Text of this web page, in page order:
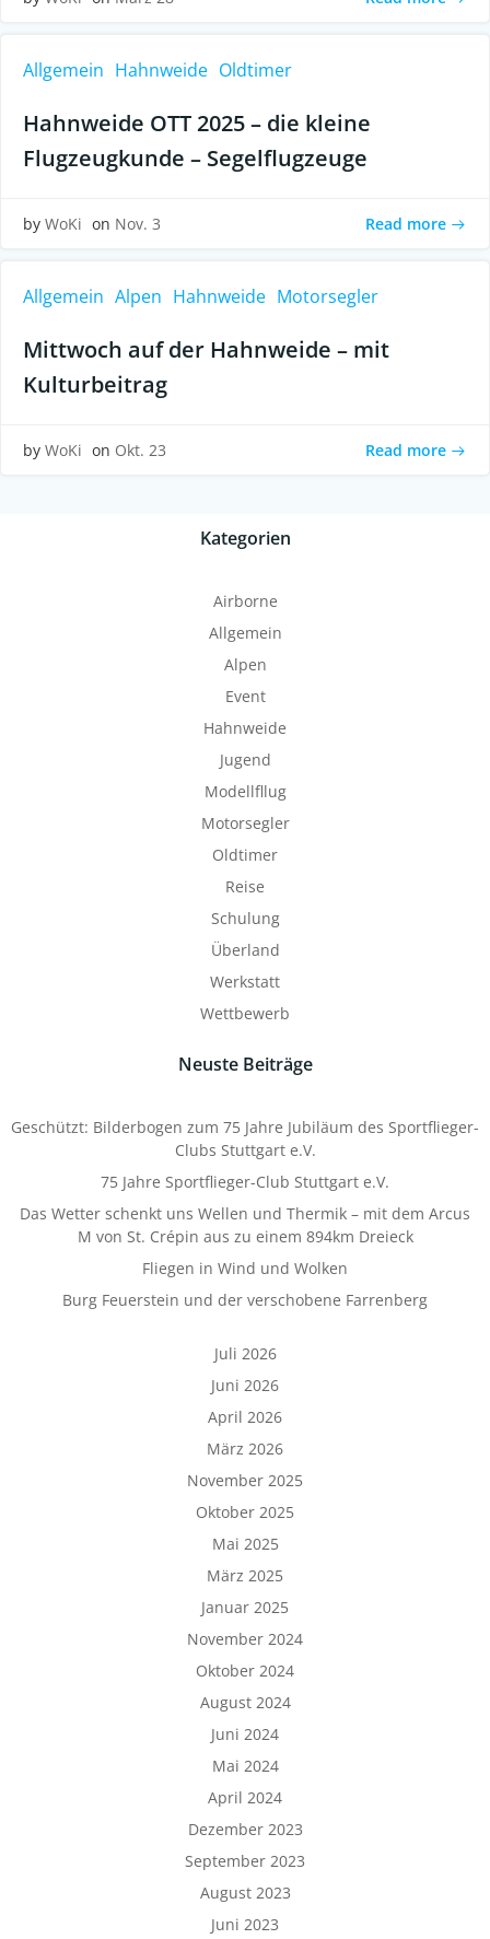
Allgemein Hahnweide Oldtimer
Hahnweide OTT 2025 – die kleine
Flugzeugkunde – Segelflugzeuge
by WoKi on Nov. 3 Read more
Allgemein Alpen Hahnweide Motorsegler
Mittwoch auf der Hahnweide – mit
Kulturbeitrag
by WoKi on Okt. 23 Read more
Kategorien
Airborne
Allgemein
Alpen
Event
Hahnweide
Jugend
Modellfllug
Motorsegler
Oldtimer
Reise
Schulung
Überland
Werkstatt
Wettbewerb
Neuste Beiträge
Geschützt: Bilderbogen zum 75 Jahre Jubiläum des Sportflieger-
Clubs Stuttgart e.V.
75 Jahre Sportflieger-Club Stuttgart e.V.
Das Wetter schenkt uns Wellen und Thermik – mit dem Arcus
M von St. Crépin aus zu einem 894km Dreieck
Fliegen in Wind und Wolken
Burg Feuerstein und der verschobene Farrenberg
Juli 2026
Juni 2026
April 2026
März 2026
November 2025
Oktober 2025
Mai 2025
März 2025
Januar 2025
November 2024
Oktober 2024
August 2024
Juni 2024
Mai 2024
April 2024
Dezember 2023
September 2023
August 2023
Juni 2023